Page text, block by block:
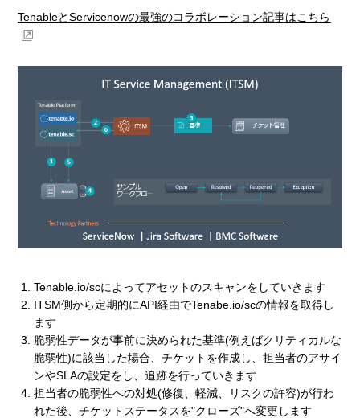
TenableとServicenowの最強のコラボレーション記事はこちら
Tenable.io/scによってアセットのスキャンをしていきます
ITSM側から定期的にAPI経由でTenabe.io/scの情報を取得し
ます
脆弱性データが事前に決められた基準(例えばクリティカルな
脆弱性)に該当した場合、チケットを作成し、担当者のアサイ
ンやSLAの設定をし、追跡を行っていきます
担当者の脆弱性への対処(修復、軽減、リスクの許容)が行わ
れた後、チケットステータスを"クローズ"へ変更します